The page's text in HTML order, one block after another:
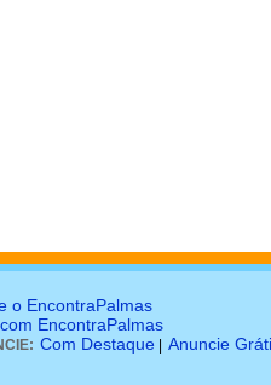
o EncontraPalmas
EncontraPalmas
Com Destaque Anuncie